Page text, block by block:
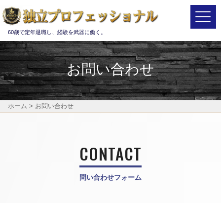
Main Navigation
60歳で定年退職し、経験を武器に働く。
お問い合わせ
ホーム > お問い合わせ
CONTACT
問い合わせフォーム